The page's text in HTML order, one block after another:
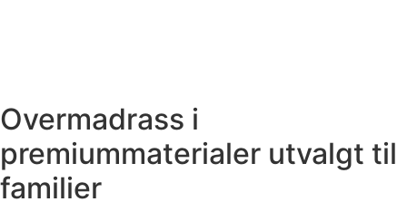
Overmadrass i
premiummaterialer utvalgt til
familier